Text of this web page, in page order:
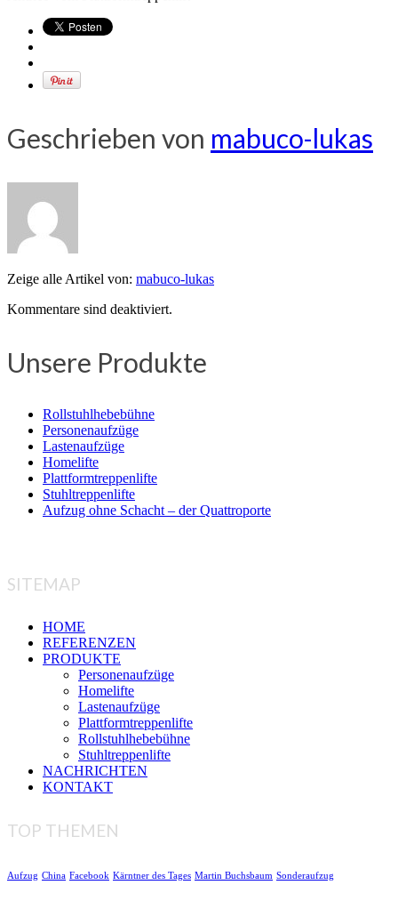
Geschrieben von mabuco-lukas
Zeige alle Artikel von: mabuco-lukas
Kommentare sind deaktiviert.
Unsere Produkte
Rollstuhlhebebühne
Personenaufzüge
Lastenaufzüge
Homelifte
Plattformtreppenlifte
Stuhltreppenlifte
Aufzug ohne Schacht – der Quattroporte
SITEMAP
HOME
REFERENZEN
PRODUKTE
Personenaufzüge
Homelifte
Lastenaufzüge
Plattformtreppenlifte
Rollstuhlhebebühne
Stuhltreppenlifte
NACHRICHTEN
KONTAKT
TOP THEMEN
Aufzug China Facebook Kärntner des Tages Martin Buchsbaum Sonderaufzug